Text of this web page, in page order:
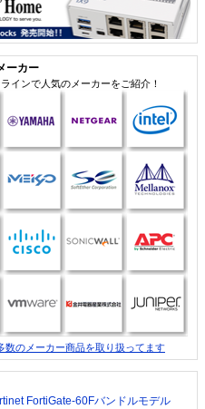
ーカー
インで人気のメーカーをご紹介！
数のメーカー商品を取り扱ってます
FortiGate-60Fバンドルモデル